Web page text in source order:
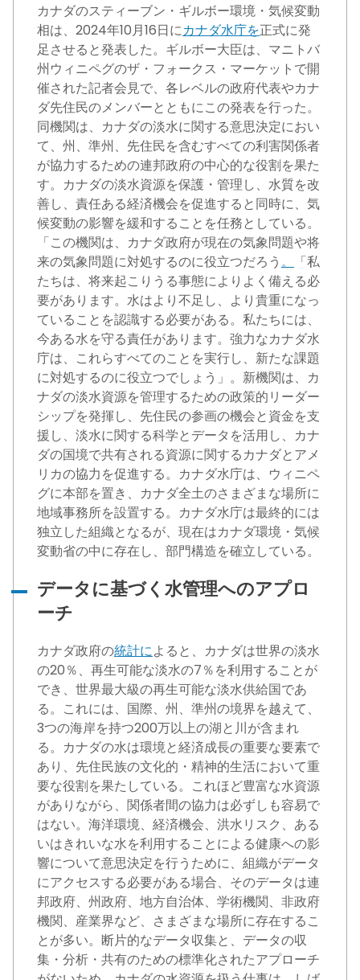
カナダのスティーブン・ギルボー環境・気候変動
相は、2024年10月16日にカナダ水庁を正式に発
足させると発表した。ギルボー大臣は、マニトバ
州ウィニペグのザ・フォークス・マーケットで開
催された記者会見で、各レベルの政府代表やカナ
ダ先住民のメンバーとともにこの発表を行った。
同機関は、カナダの淡水に関する意思決定におい
て、州、準州、先住民を含むすべての利害関係者
が協力するための連邦政府の中心的な役割を果た
す。カナダの淡水資源を保護・管理し、水質を改
善し、責任ある経済機会を促進すると同時に、気
候変動の影響を緩和することを任務としている。
「この機関は、カナダ政府が現在の気象問題や将
来の気象問題に対処するのに役立つだろう 。
「私
たちは、将来起こりうる事態によりよく備える必
要があります。水はより不足し、より貴重になっ
ていることを認識する必要がある。私たちには、
今ある水を守る責任があります。強力なカナダ水
庁は、これらすべてのことを実行し、新たな課題
に対処するのに役立つでしょう」。新機関は、カ
ナダの淡水資源を管理するための政策的リーダー
シップを発揮し、先住民の参画の機会と資金を支
援し、淡水に関する科学とデータを活用し、カナ
ダの国境で共有される資源に関するカナダとアメ
リカの協力を促進する。カナダ水庁は、ウィニペ
グに本部を置き、カナダ全土のさまざまな場所に
地域事務所を設置する。カナダ水庁は最終的には
独立した組織となるが、現在はカナダ環境・気候
変動省の中に存在し、部門構造を確立している。
データに基づく水管理へのアプロ
ーチ
カナダ政府の統計によると、カナダは世界の淡水
の20％、再生可能な淡水の7％を利用することが
でき、世界最大級の再生可能な淡水供給国であ
る。これには、国際、州、準州の境界を越えて、
3つの海岸を持つ200万以上の湖と川が含まれ
る。カナダの水は環境と経済成長の重要な要素で
あり、先住民族の文化的・精神的生活において重
要な役割を果たしている。これほど豊富な水資源
がありながら、関係者間の協力は必ずしも容易で
はない。海洋環境、経済機会、洪水リスク、ある
いはきれいな水を利用することによる健康への影
響について意思決定を行うために、組織がデータ
にアクセスする必要がある場合、そのデータは連
邦政府、州政府、地方自治体、学術機関、非政府
機関、産業界など、さまざまな場所に存在するこ
とが多い。断片的なデータ収集と、データの収
集・分析・共有のための標準化されたアプローチ